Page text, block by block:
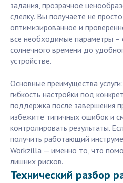
задания, прозрачное
сделку. Вы получаете не
оптимизированное и
все необходимые параметры –
солнечного времени до
устройстве.
Основные преимущества
гибкость настройки под
поддержка после завершения
избежите типичных ошибок и
контролировать результаты.
получить работающий
Workzilla — именно то, что
лишних рисков.
Технический разбор